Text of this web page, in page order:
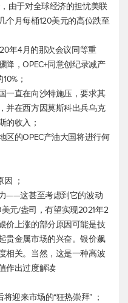
由于对全球经济的担忧美联
个月每桶120美元的高位跌至
年4月的那次会议同等重
降，OPEC+同意创纪录减产
；
一直在向沙特施压，要求其
并在西方因莫斯科出兵乌克
的收入；
区的OPEC产油大国将进行何
；
——这甚至考虑到它的波动
元/盎司，有望实现2021年2
价上涨的部分原因可能是技
贵金属市场的兴奋。银价飙
相关。当然，这是一种高波
作出过度解读
迎来市场的“狂热崇拜” ；